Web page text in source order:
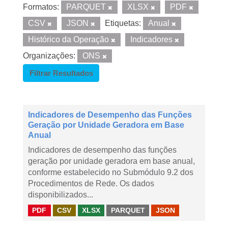
Formatos: PARQUET XLSX
PDF
CSV
JSON Etiquetas:
Anual
Histórico da Operação
Indicadores
Organizações:
ONS
Filtrar Resultados
Indicadores de Desempenho das Funções
Geração por Unidade Geradora em Base
Anual
Indicadores de desempenho das funções
geração por unidade geradora em base anual,
conforme estabelecido no Submódulo 9.2 dos
Procedimentos de Rede. Os dados
disponibilizados...
PDF CSV XLSX PARQUET JSON